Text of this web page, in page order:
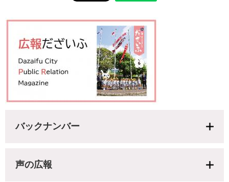
バックナンバー
声の広報